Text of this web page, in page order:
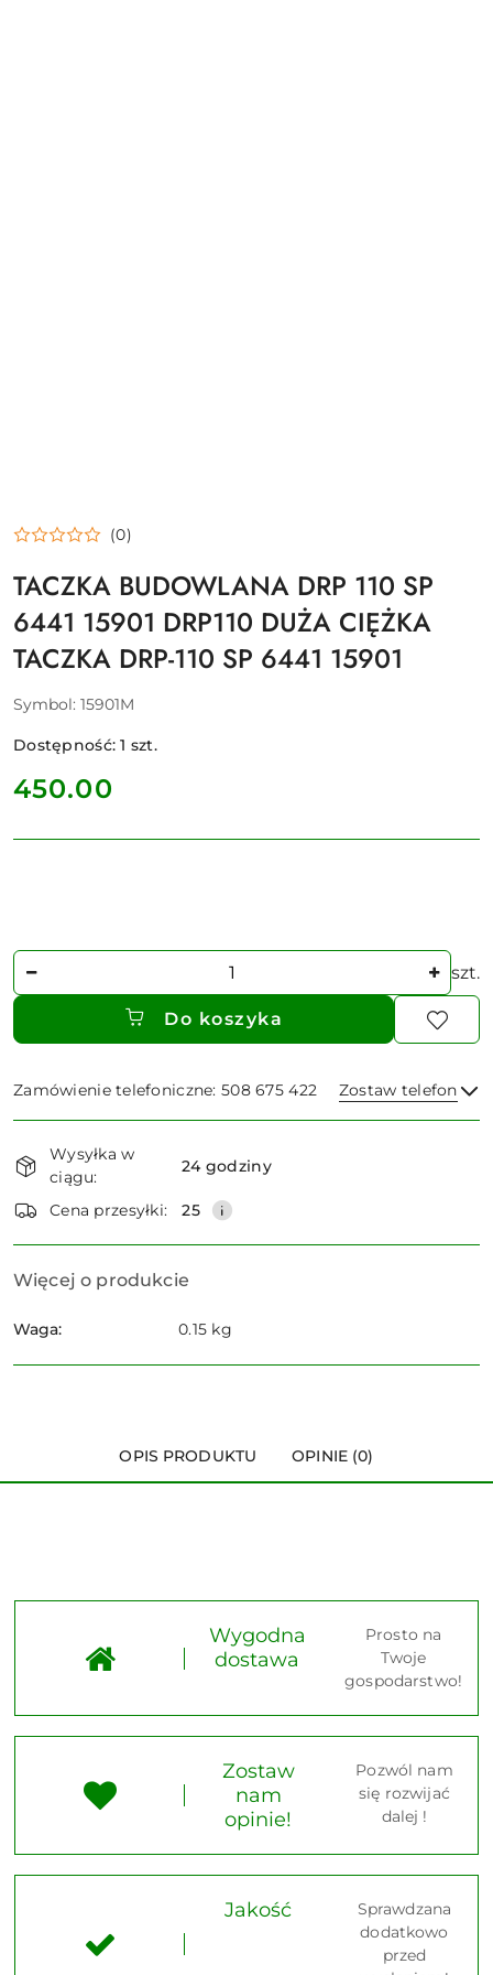
(0)
TACZKA BUDOWLANA DRP 110 SP
6441 15901 DRP110 DUŻA CIĘŻKA
TACZKA DRP-110 SP 6441 15901
Symbol: 15901M
Dostępność:1 szt.
cena:
450.00
Ilość szt.
Do koszyka
Zamówienie telefoniczne: 508 675 422 Zostaw telefon
i
dostawa
Wysyłka w
ciągu:
24 godziny
Cena przesyłki: 25
Więcej o produkcie
Waga: 0.15 kg
OPIS PRODUKTU OPINIE (0)
Wygodna
dostawa
Prosto na
Twoje
gospodarstwo!
Zostaw
nam
opinie!
Pozwól nam
się rozwijać
dalej !
Jakość
Sprawdzana
dodatkowo
przed